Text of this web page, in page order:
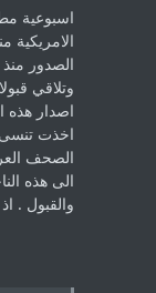
اسبوعية
الصدور
‏وتلاقي
اصدار هذه
اخذت ‏تنسى
الصحف
الى هذه
والقبول .